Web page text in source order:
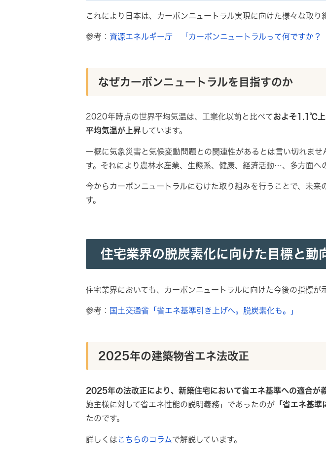
これにより日本は、カーボンニュートラル実現に向けた様々な取り
参考： 資源エネルギー庁 「カーボンニュートラルって何ですか？
なぜカーボンニュートラルを目指すのか
2020年時点の世界平均気温は、工業化以前と比べておよそ1.1℃
平均気温が上昇しています。
一概に気象災害と気候変動問題との関連性があるとは言い切れま
す。それにより農林水産業、生態系、健康、経済活動…、多方面へ
今からカーボンニュートラルにむけた取り組みを行うことで、未
す。
住宅業界の脱炭素化に向けた目標と動
住宅業界においても、カーボンニュートラルに向けた今後の指標が
参考： 国土交通省「省エネ基準引き上げへ。脱炭素化も。」
2025年の建築物省エネ法改正
2025年の法改正により、新築住宅において省エネ基準への適合が
施主様に対して省エネ性能の説明義務」であったのが 「省エネ基
たのです。
詳しくは こちらのコラムで解説しています。